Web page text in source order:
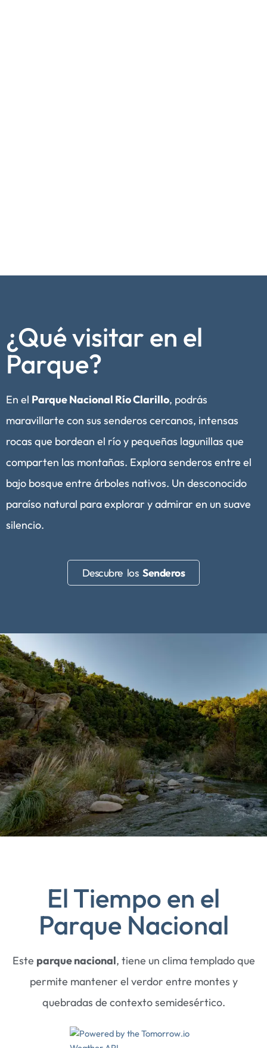
¿Qué visitar en el
Parque?
En el Parque Nacional Río Clarillo, podrás
maravillarte con sus senderos cercanos, intensas
rocas que bordean el río y pequeñas lagunillas que
comparten las montañas. Explora senderos entre el
bajo bosque entre árboles nativos. Un desconocido
paraíso natural para explorar y admirar en un suave
silencio.
Descubre losSenderos
El Tiempo en el
Parque Nacional
Este parque nacional, tiene un clima templado que
permite mantener el verdor entre montes y
quebradas de contexto semidesértico.